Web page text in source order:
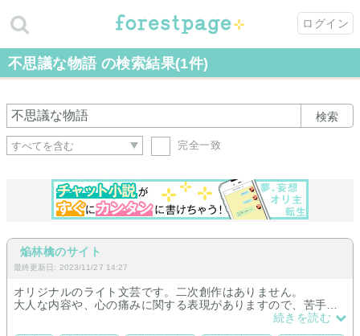
ログイン
不思議な物語 の検索結果(1件)
検索
完全一致
焔林檎のサイト
最終更新日: 2023/11/27 14:27
オリジナルのライト文芸です。二次創作はありません。
大人な内容や、心の痛みに関する表現がありますので、苦手な
方はお戻りいただいた方が良いです。ミステリーや不気味な
続きを読む